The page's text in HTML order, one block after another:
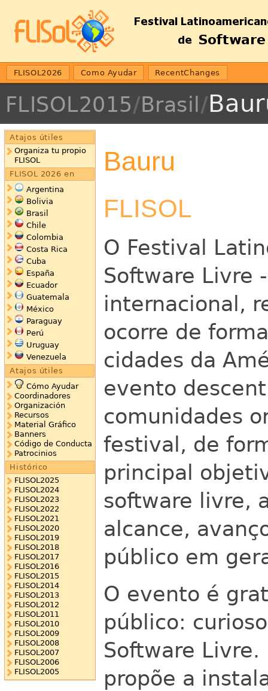
FLISOL2026 Como Ayudar RecentChanges
FLISOL2015/Brasil /
Atajos útiles
Organiza tu propio
FLISOL
FLISOL 2026 en
Argentina
Bolivia
Brasil
Chile
Colombia
Costa Rica
Cuba
España
Ecuador
Guatemala
México
Paraguay
Perú
Uruguay
Venezuela
Atajos útiles
Cómo Ayudar
Coordinadores
Organización
Recursos
Material Gráfico
Banners
Código de Conducta
Patrocinios
Histórico
FLISOL2025
FLISOL2024
FLISOL2023
FLISOL2022
FLISOL2021
FLISOL2020
FLISOL2019
FLISOL2018
FLISOL2017
FLISOL2016
FLISOL2015
FLISOL2014
FLISOL2013
FLISOL2012
FLISOL2011
FLISOL2010
FLISOL2009
FLISOL2008
FLISOL2007
FLISOL2006
FLISOL2005
Bauru
FLISOL
O Festival
Software Livre
internacional,
ocorre de
cidades da
evento
comunidades
festival, de
principal
software livre,
alcance,
público em
O evento é
público:
Software
propõe a